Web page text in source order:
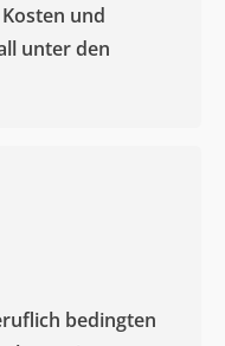
und
unter den
bedingten